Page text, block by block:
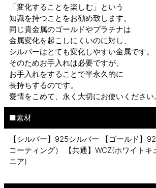
「変化することを楽しむ」という
知識を持つことをお勧め致します。
同じ貴金属のゴールドやプラチナは
金属変化を起こしにくいのに対し、
シルバーはとても変化しやすい金属です。
そのためお手入れは必要ですが、
お手入れをすることで半永久的に
長持ちするのです。
愛情をこめて、永く大切にお使いください
■素材
【シルバー】925シルバー 【ゴールド】
コーティング） 【共通】WCZ(ホワイトキ
ニア)